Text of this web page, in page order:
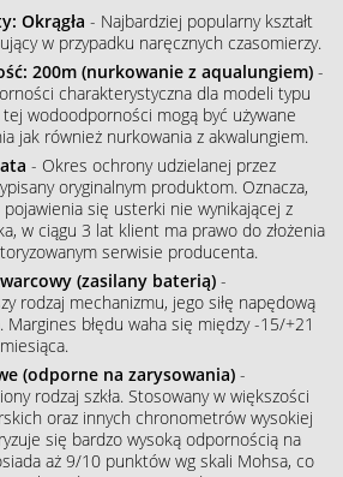
Okrągła - Najbardziej popularny kształt
w przypadku naręcznych czasomierzy.
200m (nurkowanie z aqualungiem) -
charakterystyczna dla modeli typu
wodoodporności mogą być używane
jak również nurkowania z akwalungiem.
- Okres ochrony udzielanej przez
oryginalnym produktom. Oznacza,
się usterki nie wynikającej z
w ciągu 3 lat klient ma prawo do złożenia
serwisie producenta.
(zasilany baterią) -
rodzaj mechanizmu, jego siłę napędową
błędu waha się między -15/+21
(odporne na zarysowania) -
rodzaj szkła. Stosowany w większości
oraz innych chronometrów wysokiej
się bardzo wysoką odpornością na
aż 9/10 punktów wg skali Mohsa, co